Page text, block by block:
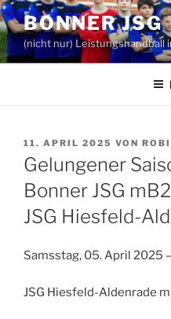
Zum
Inhalt
springen
BONNER JSG
(nicht nur) Leistungshandball
VERÖFFENTLICHT
AM
11. APRIL 2025 VON
Gelungener
Bonner JSG
JSG Hiesfeld-
Samsstag, 05. April 2025
JSG Hiesfeld-Aldenrade